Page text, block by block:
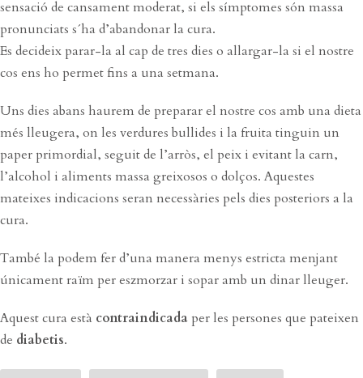
sensació de cansament moderat, si els símptomes són massa
pronunciats s´ha d’abandonar la cura.
Es decideix parar-la al cap de tres dies o allargar-la si el nostre
cos ens ho permet fins a una setmana.
Uns dies abans haurem de preparar el nostre cos amb una dieta
més lleugera, on les verdures bullides i la fruita tinguin un
paper primordial, seguit de l’arròs, el peix i evitant la carn,
l’alcohol i aliments massa greixosos o dolços. Aquestes
mateixes indicacions seran necessàries pels dies posteriors a la
cura.
També la podem fer d’una manera menys estricta menjant
únicament raïm per eszmorzar i sopar amb un dinar lleuger.
Aquest cura està contraindicadaper les persones que pateixen
de diabetis.